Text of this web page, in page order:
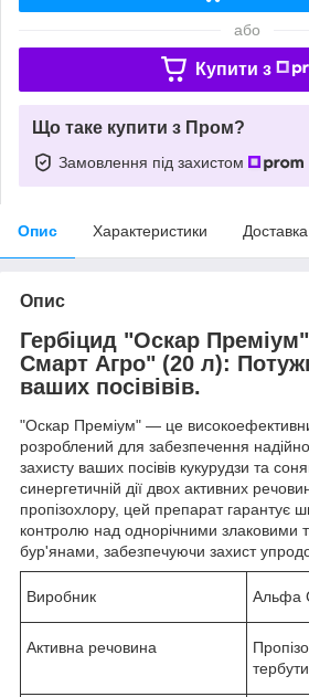
або
Купити з
Що таке купити з Пром?
Замовлення під захистом
Опис Характеристики Доставка
Опис
Гербіцид "Оскар
Смарт Агро" (20 л):
ваших посівівів.
"Оскар Преміум" — це
розроблений для забезпечення
захисту ваших посівів кукурудзи та
синергетичній дії двох активних
пропізохлору, цей препарат гарантує
контролю над однорічними злаковими
бур'янами, забезпечуючи захист
Виробник Альфа
Активна речовина